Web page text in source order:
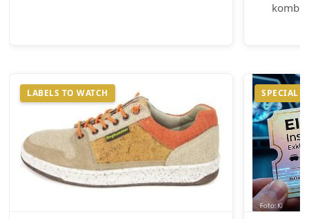
LABELS TO WATCH SPECIAL